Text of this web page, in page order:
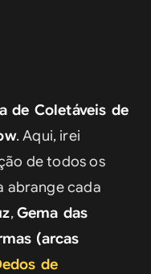
de Coletáveis de
. Aqui, irei
de todos os
, Gema das
(arcas
de